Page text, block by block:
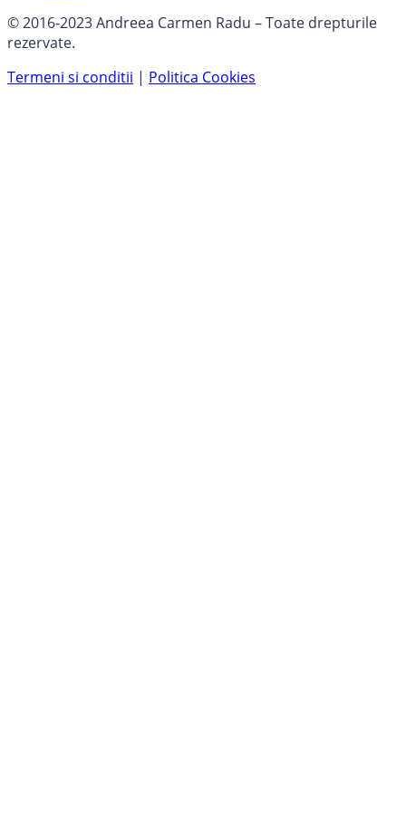
© 2016-2023 Andreea Carmen Radu – Toate drepturile
rezervate.
Termeni si conditii | Politica Cookies